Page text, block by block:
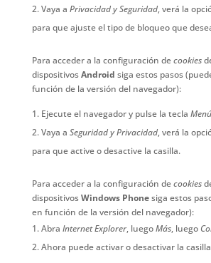
Vaya a Privacidad y Seguridad, verá la
para que ajuste el tipo de bloqueo que
Para acceder a la configuración decookies
dispositivosAndroid siga estos pasos
función de la versión del navegador):
Ejecute el navegador y pulse la tecla Menú
Vaya a Seguridad y Privacidad, verá la
para que active o desactive la casilla.
Para acceder a la configuración decookies
dispositivosWindows Phonesiga estos
en función de la versión del navegador):
Abra Internet Explorer, luegoMás, luego
Ahora puede activar o desactivar la casilla